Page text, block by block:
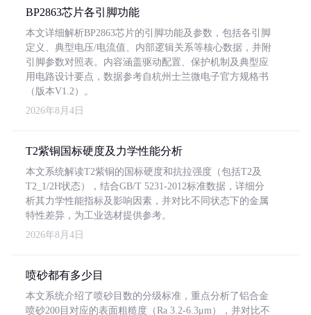
BP2863芯片各引脚功能
本文详细解析BP2863芯片的引脚功能及参数，包括各引脚
定义、典型电压/电流值、内部逻辑关系等核心数据，并附
引脚参数对照表。内容涵盖驱动配置、保护机制及典型应
用电路设计要点，数据参考自杭州士兰微电子官方规格书
（版本V1.2）。
2026年8月4日
T2紫铜国标硬度及力学性能分析
本文系统解读T2紫铜的国标硬度和抗拉强度（包括T2及
T2_1/2H状态），结合GB/T 5231-2012标准数据，详细分
析其力学性能指标及影响因素，并对比不同状态下的金属
特性差异，为工业选材提供参考。
2026年8月4日
喷砂都有多少目
本文系统介绍了喷砂目数的分级标准，重点分析了铝合金
喷砂200目对应的表面粗糙度（Ra 3.2-6.3μm），并对比不